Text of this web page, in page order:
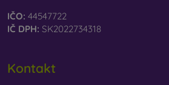
IČO: 44547722
IČ DPH: SK2022734318
Kontakt